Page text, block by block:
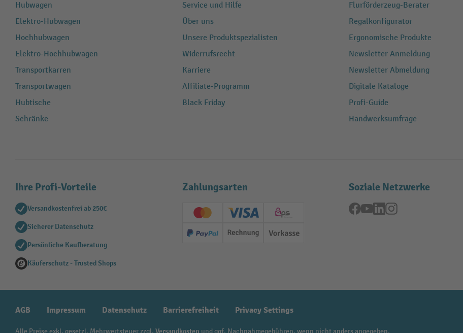
Hubwagen
Elektro-Hubwagen
Hochhubwagen
Elektro-Hochhubwagen
Transportkarren
Transportwagen
Hubtische
Schränke
Service und Hilfe
Über uns
Unsere Produktspezialisten
Widerrufsrecht
Karriere
Affiliate-Programm
Black Friday
Flurförderzeug-Berater
Regalkonfigurator
Ergonomische Produkte
Newsletter Anmeldung
Newsletter Abmeldung
Digitale Kataloge
Profi-Guide
Handwerksumfrage
Ihre Profi-Vorteile
Versandkostenfrei ab 250€
Sicherer Datenschutz
Persönliche Kaufberatung
Käuferschutz - Trusted Shops
Zahlungsarten
Creditcard (Master)Creditcard (Visa)
EPS
PayPal Rechnung Vorkasse
Soziale Netzwerke
Facebook
YouTubeLinkedInInstagram
AGB Impressum Datenschutz Barrierefreiheit Privacy Settings
Alle Preise exkl. gesetzl. Mehrwertsteuer zzgl. Versandkosten und ggf. Nachnahmegebühren, wenn nicht anders angegeben.